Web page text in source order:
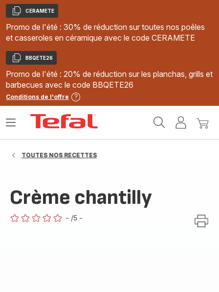
Copier
CERAMETE
Promo de l'été : 30% de réduction sur toutes nos poêles
et casseroles en céramique avec le code CERAMETE
Copier
BBQETE26
Promo de l'été : 20% de réduction sur les planchas, grills et
barbecues avec le code BBQETE26
Conditions de l'offre
MonMon
Ouvrir
TOUTES NOS RECETTES
Crème chantilly
- /5 -